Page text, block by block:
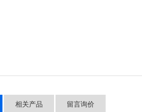
相关产品 留言询价